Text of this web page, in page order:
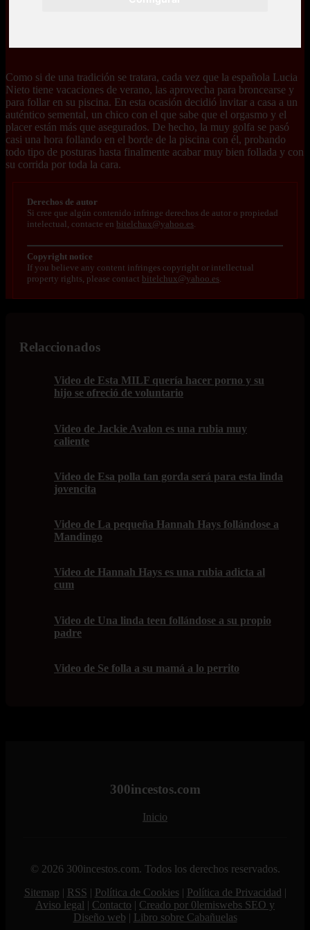
Como si de una tradición se tratara, cada vez que la española Lucia
Nieto tiene vacaciones de verano, las aprovecha para broncearse y
para follar en su piscina. En esta ocasión decidió invitar a casa a un
auténtico semental, un chico con el que sabe que el orgasmo y el
placer están más que asegurados. De hecho, la muy golfa se pasó
casi una hora follando en el borde de la piscina con él, probando
todo tipo de posturas hasta finalmente acabar muy bien follada y con
su corrida por toda la cara.
Derechos de autor
Si cree que algún contenido infringe derechos de autor o propiedad
intelectual, contacte en bitelchux@yahoo.es
Copyright notice
If you believe any content infringes copyright or intellectual
property rights, please contact bitelchux@yahoo.es
Relaccionados
Video de Esta MILF quería hacer porno y su
hijo se ofreció de voluntario
Video de Jackie Avalon es una rubia muy
caliente
Video de Esa polla tan gorda será para esta linda
jovencita
Video de La pequeña Hannah Hays follándose a
Mandingo
Video de Hannah Hays es una rubia adicta al
cum
Video de Una linda teen follándose a su propio
padre
Video de Se folla a su mamá a lo perrito
300incestos.com
Inicio
© 2026 300incestos.com. Todos los derechos reservados.
Sitemap | RSS | Política de Cookies| Política de Privacidad |
Aviso legal | Contacto | Creado por 0lemiswebs SEO y
Diseño web | Libro sobre Cabañuelas